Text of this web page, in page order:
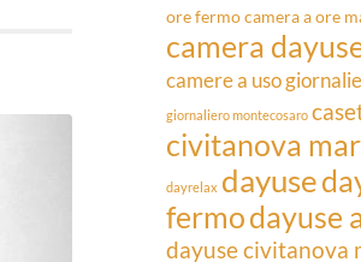
ore fermocamera a ore
camera
camere a uso
giornaliero montecosaro
civitanova
dayrelax dayuse
fermodayuse
dayuse civitanova